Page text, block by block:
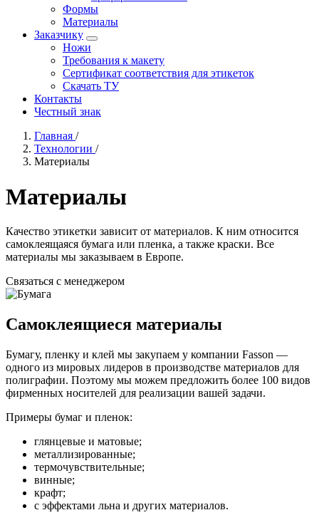
Формы
Материалы
Заказчику
Ножи
Требования к макету
Сертификат соответствия для этикеток
Скачать ТУ
Контакты
Честный знак
Главная /
Технологии /
Материалы
Материалы
Качество этикетки зависит от материалов. К ним относится
самоклеящаяся бумага или пленка, а также краски. Все
материалы мы заказываем в Европе.
Связаться с менеджером
Самоклеящиеся материалы
Бумагу, пленку и клей мы закупаем у компании Fasson —
одного из мировых лидеров в производстве материалов для
полиграфии. Поэтому мы можем предложить более 100 видов
фирменных носителей для реализации вашей задачи.
Примеры бумаг и пленок:
глянцевые и матовые;
металлизированные;
термочувствительные;
винные;
крафт;
с эффектами льна и других материалов.